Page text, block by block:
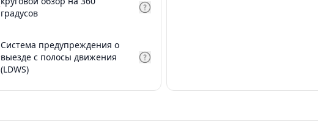
градусов
Система предупреждения о
выезде с полосы движения
(LDWS)